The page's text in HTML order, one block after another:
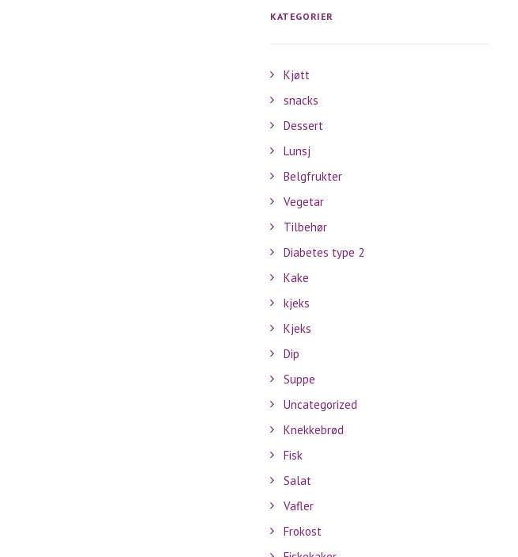
KATEGORIER
Kjøtt
snacks
Dessert
Lunsj
Belgfrukter
Vegetar
Tilbehør
Diabetes type 2
Kake
kjeks
Kjeks
Dip
Suppe
Uncategorized
Knekkebrød
Fisk
Salat
Vafler
Frokost